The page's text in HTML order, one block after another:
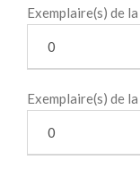
Exemplaire(s) de
Exemplaire(s) de